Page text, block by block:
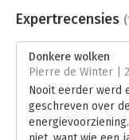
moeten leren leven
zal zeer grote
Zelfs voedsel kan
massaal bio-ethanol
een kwart van dit
en oliecrisis hebben
Wanneer wordt die
Aantal pagina's:
Druk:
Hoofdrubriek:
Expertrecensies
Donkere wolken
Pierre de Winter |
Nooit eerder werd
geschreven over